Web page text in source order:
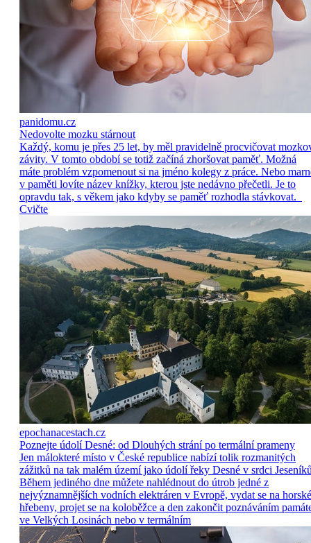
panidomu.cz
Nedovolte mozku stárnout
Každý, komu je přes 25 let, by měl pravidelně procvičovat
závity. V tomto období se totiž začíná zhoršovat paměť. Možná
máte problém vzpomenout si na jméno kolegy z práce. Nebo
v paměti lovíte název knížky, kterou jste nedávno přečetli. Je to
opravdu tak, s věkem jako kdyby se paměť rozhodla stávkovat.
Cvičte
epochanacestach.cz
Poznejte údolí Desné: od Dlouhých strání po termální prameny
Jen málokteré místo v České republice nabízí tolik rozmanitých
zážitků na tak malém území jako údolí řeky Desné v srdci
Během jediného dne můžete nahlédnout do útrob jedné z
nejvýznamnějších vodních elektráren v Evropě, vydat se na horské
hřebeny, projet se na koloběžce a den zakončit poznáváním
ve Velkých Losinách nebo v termálním